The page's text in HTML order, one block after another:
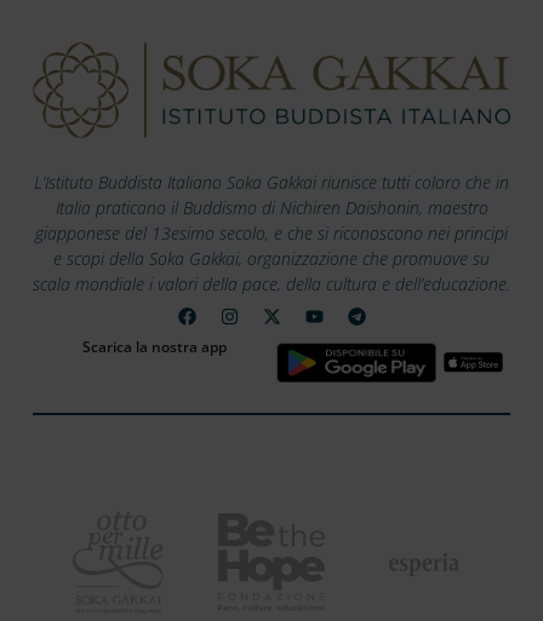
L’Istituto Buddista Italiano Soka Gakkai riunisce tutti coloro che in
Italia praticano il Buddismo di Nichiren Daishonin, maestro
giapponese del 13esimo secolo, e che si riconoscono nei principi
e scopi della Soka Gakkai, organizzazione che promuove su
scala mondiale i valori della pace, della cultura e dell’educazione.
Scarica la nostra app